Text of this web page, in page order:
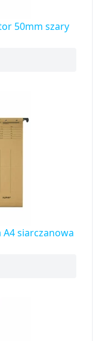
50mm szary
A4 siarczanowa